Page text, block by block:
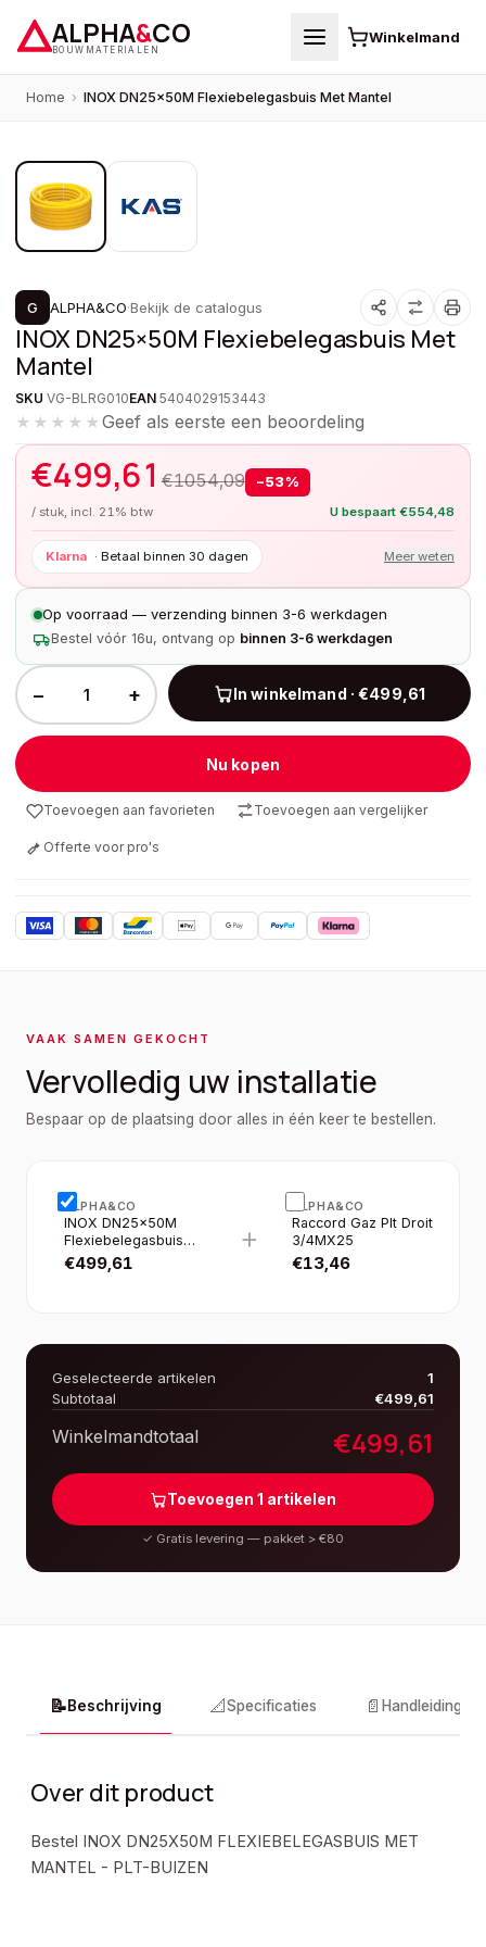
ALPHA&CO
BOUWMATERIALEN
Winkelmand
Home › INOX DN25×50M Flexiebelegasbuis Met Mantel
PROMOTIE
G ALPHA&CO·Bekijk de catalogus
INOX DN25×50M Flexiebelegasbuis Met
Mantel
SKU VG-BLRG010EAN 5404029153443
★★★★★Geef als eerste een beoordeling
€499,61 €1054,09 −53%
/ stuk, incl. 21% btw U bespaart €554,48
Klarna · Betaal binnen 30 dagen Meer weten
Op voorraad — verzending binnen 3-6 werkdagen
Bestel vóór 16u, ontvang op binnen 3-6 werkdagen
− + In winkelmand · €499,61
Nu kopen
Toevoegen aan favorieten Toevoegen aan vergelijker
Offerte voor pro's
VAAK SAMEN GEKOCHT
Vervolledig uw installatie
Bespaar op de plaatsing door alles in één keer te bestellen.
ALPHA&CO
INOX DN25×50M
Flexiebelegasbuis
Met Mantel
€499,61
+
ALPHA&CO
Raccord Gaz Plt Droit
3/4MX25
€13,46
Geselecteerde artikelen
1
Subtotaal
€499,61
Winkelmandtotaal €499,61
Toevoegen 1 artikelen
✓ Gratis levering — pakket > €80
📝Beschrijving 📐Specificaties 📄 Handleidingen
Over dit product
Bestel INOX DN25X50M FLEXIEBELEGASBUIS MET
MANTEL - PLT-BUIZEN